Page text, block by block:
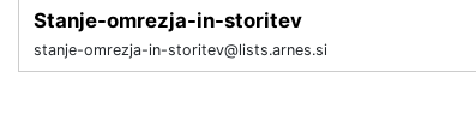
Stanje-omrezja-in-storitev
stanje-omrezja-in-storitev@lists.arnes.si